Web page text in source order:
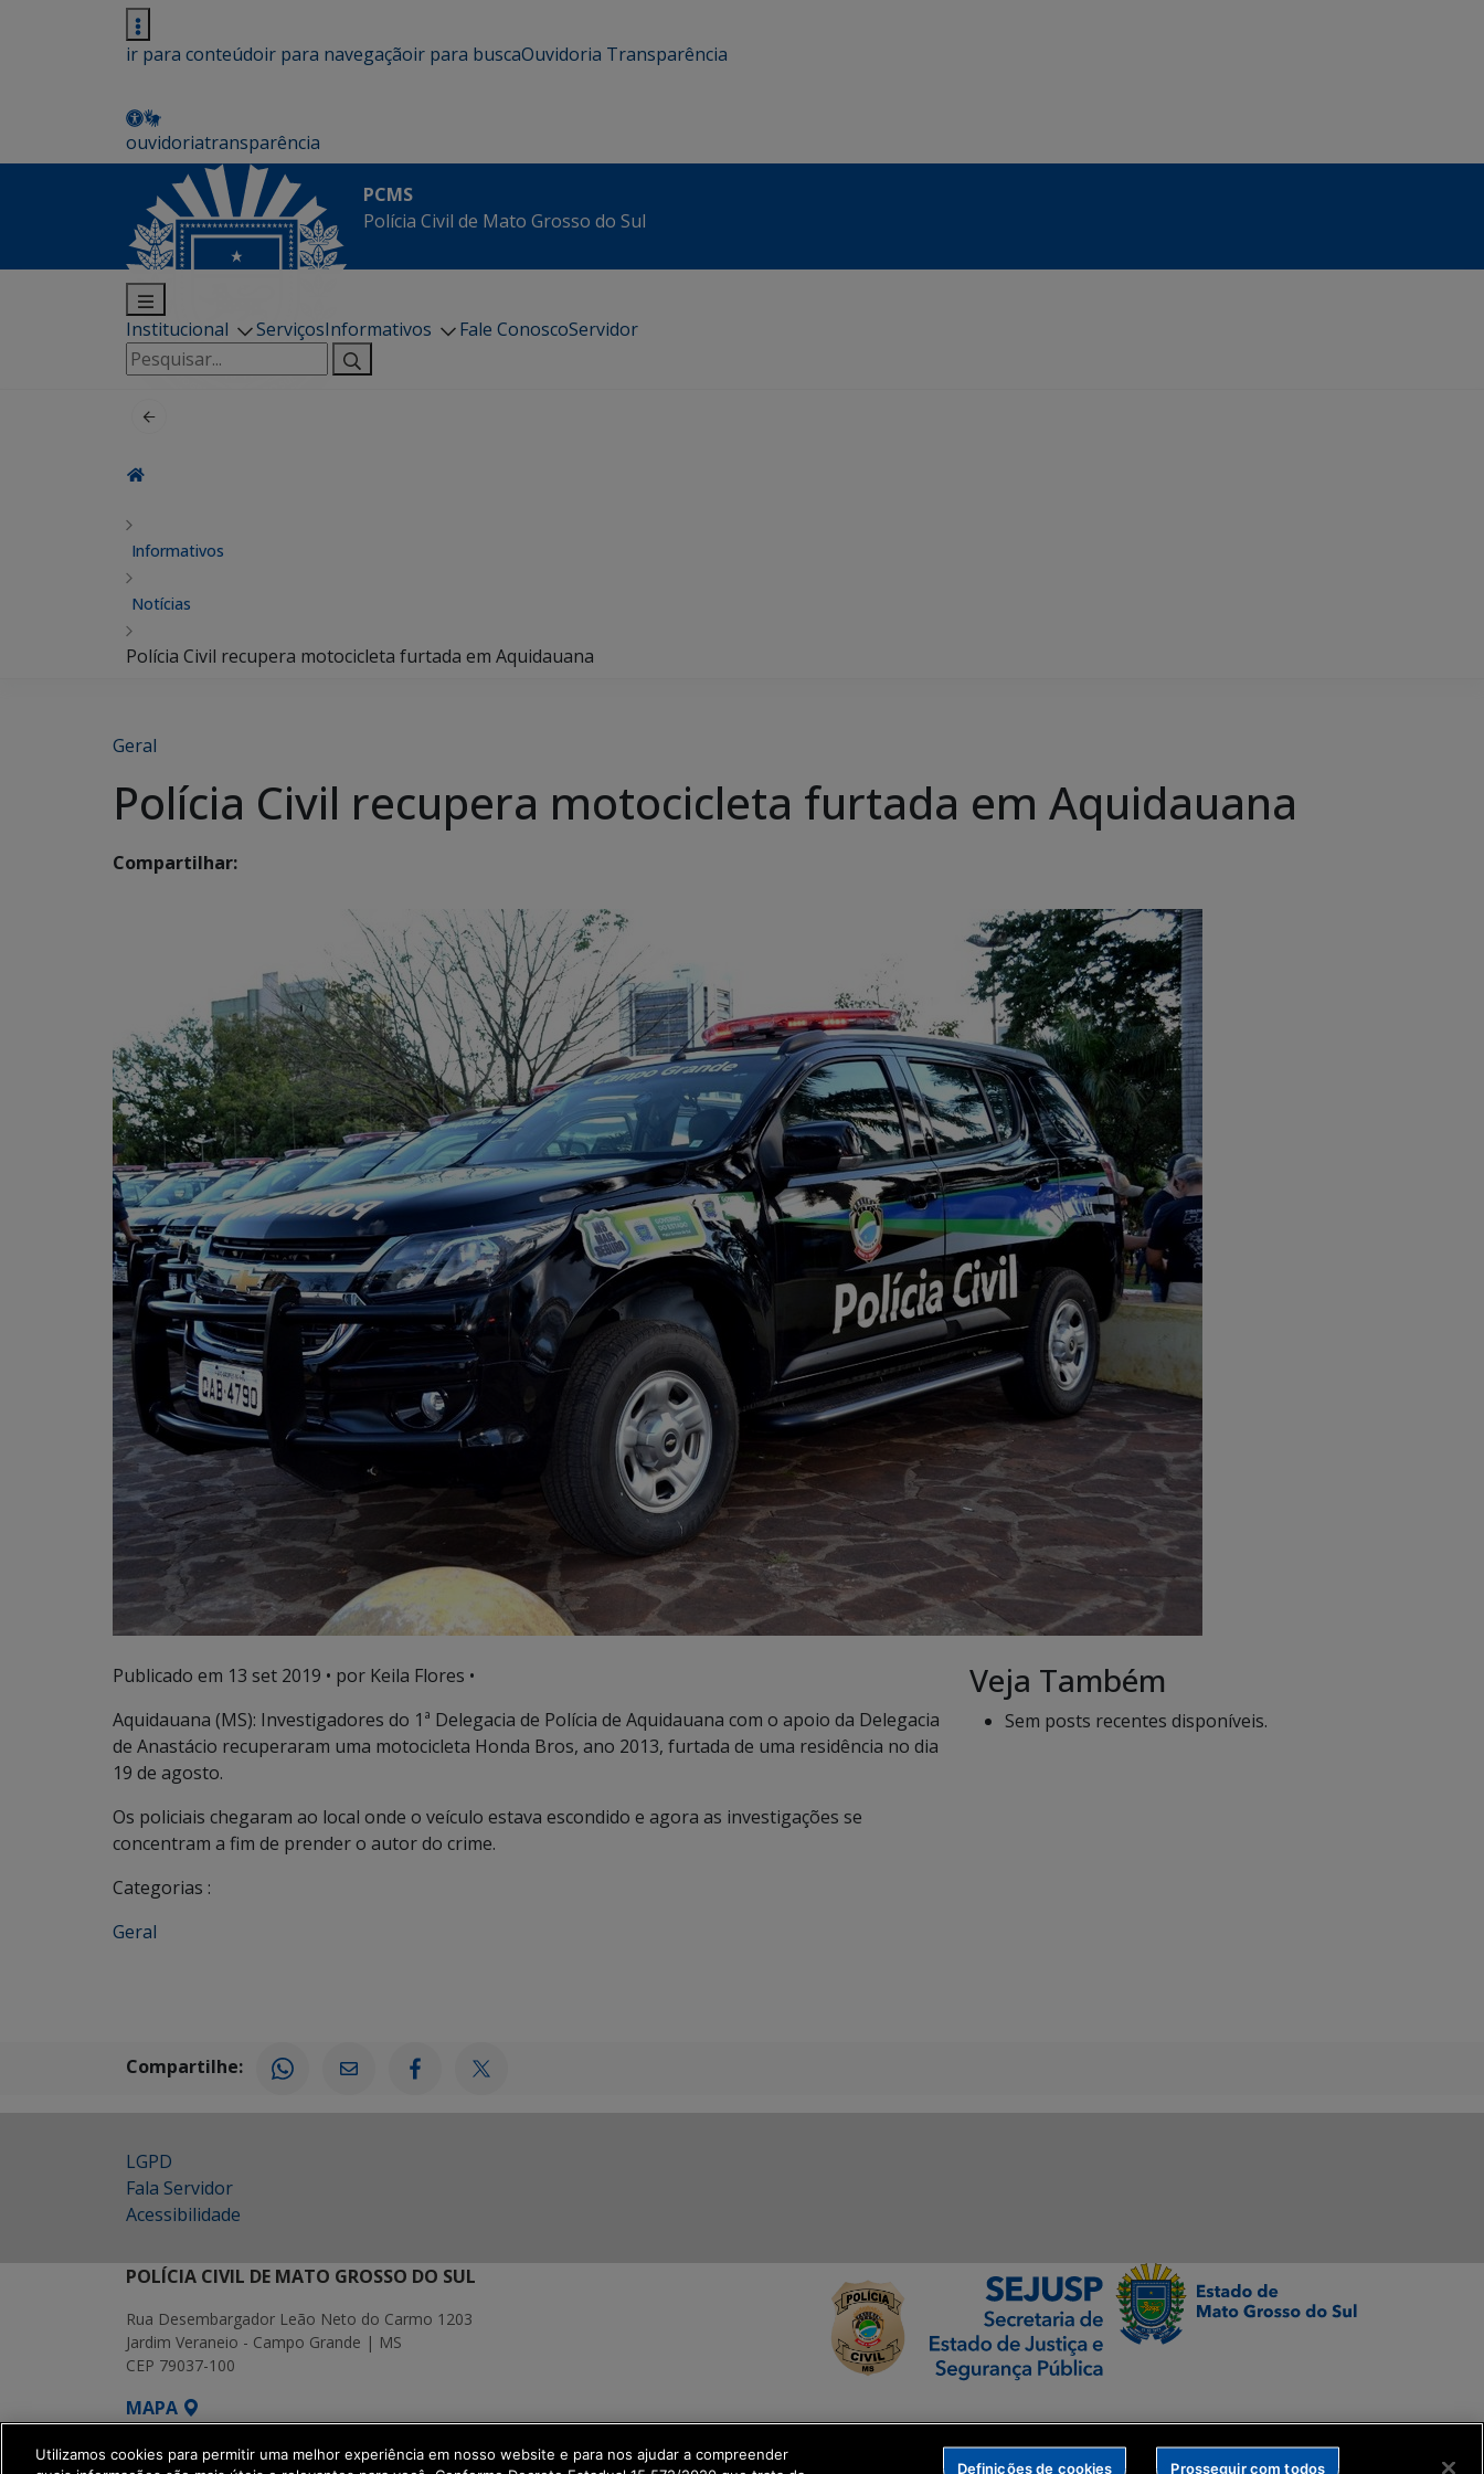
ir para conteúdoir para navegaçãoir para buscaOuvidoria Transparência
ouvidoriatransparência
PCMS
Polícia Civil de Mato Grosso do Sul
Institucional ServiçosInformativos Fale ConoscoServidor
Pesquisar
por:
Informativos
Notícias
Polícia Civil recupera motocicleta furtada em Aquidauana
Geral
Polícia Civil recupera motocicleta furtada em Aquidauana
Compartilhar:
Publicado em 13 set 2019 • por Keila Flores •
Aquidauana (MS): Investigadores do 1ª Delegacia de Polícia de Aquidauana com o apoio da Delegacia
de Anastácio recuperaram uma motocicleta Honda Bros, ano 2013, furtada de uma residência no dia
19 de agosto.
Os policiais chegaram ao local onde o veículo estava escondido e agora as investigações se
concentram a fim de prender o autor do crime.
Categorias :
Geral
Veja Também
Sem posts recentes disponíveis.
Compartilhe:
LGPD
Fala Servidor
Acessibilidade
POLÍCIA CIVIL DE MATO GROSSO DO SUL
Rua Desembargador Leão Neto do Carmo 1203
Jardim Veraneio - Campo Grande | MS
CEP 79037-100
MAPA
SETDIG | Secretaria-Executiva de Transformação Digital
Utilizamos cookies para permitir uma melhor experiência em nosso website e para nos ajudar a compreender
Definições de cookies Prosseguir com todos